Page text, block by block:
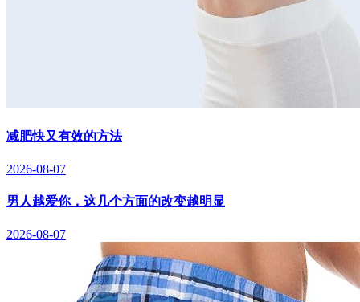
减肥快又有效的方法
2026-08-07
男人越爱你，这几个方面的改变越明显
2026-08-07